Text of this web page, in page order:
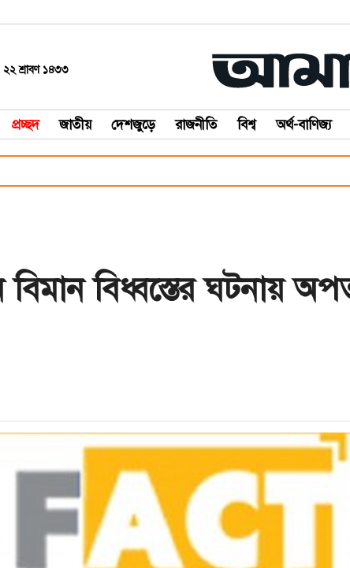
শ্রাবণ ১৪৩৩
প্রচ্ছদ জাতীয় দেশজুড়ে রাজনীতি বিশ্ব অর্থ-বাণিজ্য
বিধ্বস্তের ঘটনায়